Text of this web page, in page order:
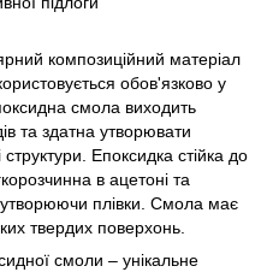
композиційний матеріал
обов'язково у
смола виходить
та здатна утворювати
Епоксидка стійка до
в ацетоні та
плівки. Смола має
твердих поверхонь.
смоли – унікальне